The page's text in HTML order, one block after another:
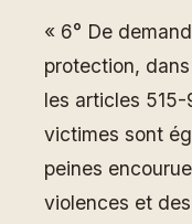
« 6° De
protection,
les articles
victimes sont
peines
violences et